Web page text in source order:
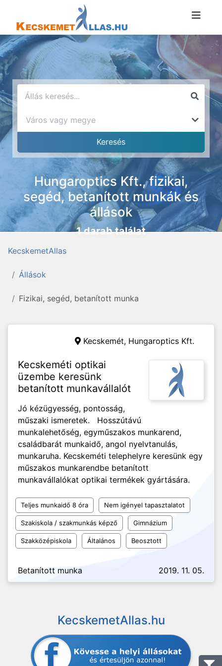
Hungaroptics Kft., fizikai,
segéd, betanított munkák és
állások
1 darab találat
KecskemetAllas
Állások
Fizikai, segéd, betanított munka
Kecskemét, Hungaroptics Kft.
Kecskeméti optikai
üzembe keresünk
betanított munkavállalót
Jó kézügyesség, pontosság,
műszaki ismeretek. Hosszútávú
munkalehetőség, egyműszakos munkarend,
családbarát munkaidő, angol nyelvtanulás,
munkaruha. Kecskeméti telephelyre keresünk egy
műszakos munkarendbe betanított
munkavállalókat optikai termékek gyártására.
Teljes munkaidő 8 óra Nem igényel tapasztalatot
Szakiskola / szakmunkás képző Gimnázium
Szakközépiskola Általános Beosztott
Betanított munka 2019. 11. 05.
KecskemetAllas.hu